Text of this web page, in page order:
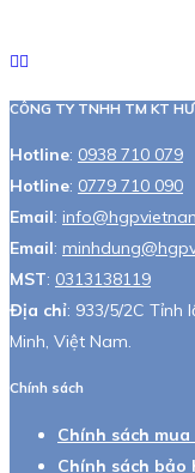
CÔNG TY TNHH TM KT
Hotline: 0938 710 079
Hotline: 0779 710 090
Email:
Email:
MST: 0313138119
Địa chỉ: 933/5/2C Tỉnh
Minh, Việt Nam.
Chính sách
Chính sách
Chính sách bảo